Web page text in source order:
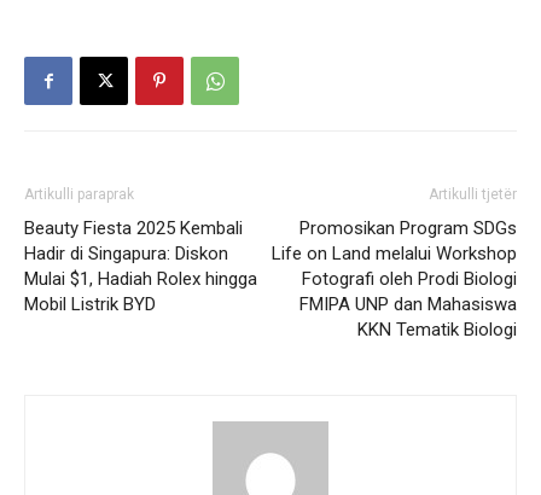
Artikulli paraprak
Beauty Fiesta 2025 Kembali
Hadir di Singapura: Diskon
Mulai $1, Hadiah Rolex hingga
Mobil Listrik BYD
Artikulli tjetër
Promosikan Program SDGs
Life on Land melalui Workshop
Fotografi oleh Prodi Biologi
FMIPA UNP dan Mahasiswa
KKN Tematik Biologi